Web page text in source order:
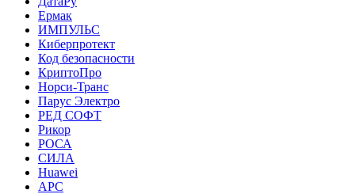
Ермак
ИМПУЛЬС
Киберпротект
Код безопасности
КриптоПро
Норси-Транс
Парус Электро
РЕД СОФТ
Рикор
РОСА
СИЛА
Huawei
APC